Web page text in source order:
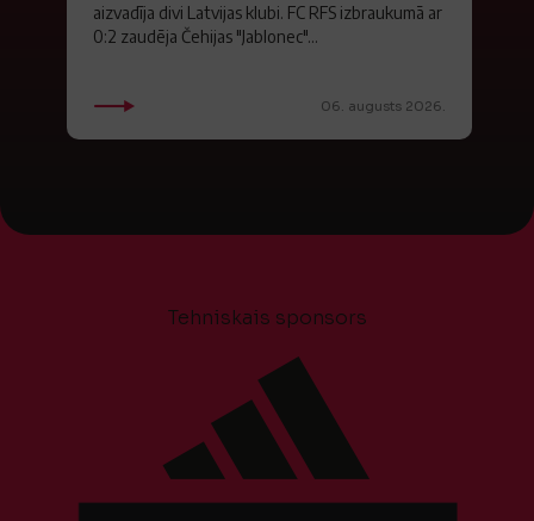
aizvadīja divi Latvijas klubi. FC RFS izbraukumā ar
0:2 zaudēja Čehijas "Jablonec"...
06. augusts 2026.
Tehniskais sponsors